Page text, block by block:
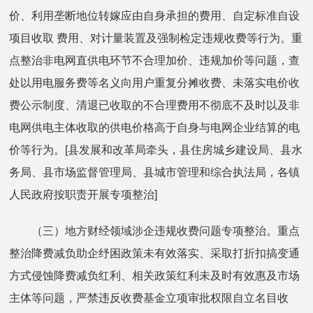
价、利用垄断地位转嫁应由自身承担的费用、自定标准自设
项目收取 费用、对计量装置及强制检定违规收费等行为。重
点整治非电网直供电环节不合理加价、违规加价等问题，查
处以用电服务费等名义向用户重复分摊收费、未落实电价收
费公示制度、清退已收取的不合理费用不彻底不及时以及非
电网供电主体收取的供电价格高于自身与电网企业结算的电
价等行为。[县发展和改革局牵头，县住房城乡建设局、县水
务局、县市场监督管理局、县城市管理和综合执法局，各镇
人民政府按职责开展专项整治]
（三）地方财经领域涉企违规收费问题专项整治。重点
整治降费减负助企纾困政策未有效落实、采取打折扣搞变通
方式侵蚀降费减负红利、相关政策红利未及时有效惠及市场
主体等问题，严禁违反收费基金立项审批权限自立名目收